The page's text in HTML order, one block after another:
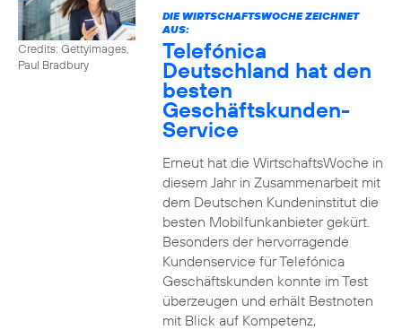
Credits: Gettyimages,
Paul Bradbury
DIE WIRTSCHAFTSWOCHE ZEICHNET
AUS:
Telefónica
Deutschland hat den
besten
Geschäftskunden-
Service
Erneut hat die WirtschaftsWoche in
diesem Jahr in Zusammenarbeit mit
dem Deutschen Kundeninstitut die
besten Mobilfunkanbieter gekürt.
Besonders der hervorragende
Kundenservice für Telefónica
Geschäftskunden konnte im Test
überzeugen und erhält Bestnoten
mit Blick auf Kompetenz,